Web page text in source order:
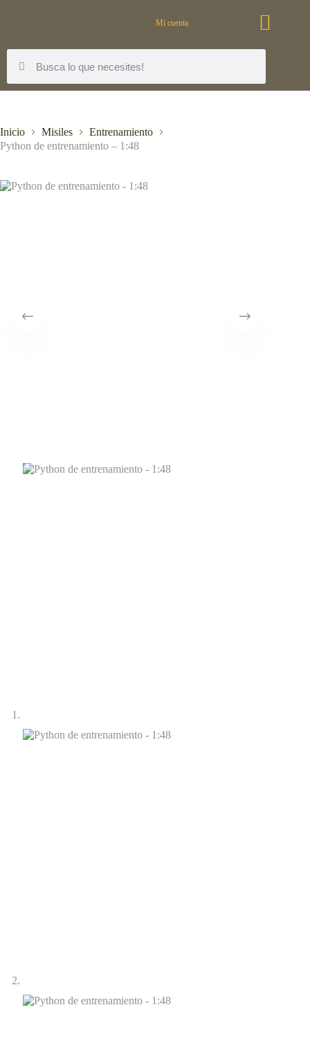
Mi cuenta
Inicio Misiles
Entrenamiento
Python de entrenamiento – 1:48